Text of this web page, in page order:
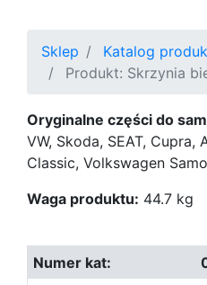
Sklep
Katalog
Produkt: Skrzynia
Oryginalne części do
VW, Skoda, SEAT, Cupra,
Classic, Volkswagen
Waga produktu: 44.7 kg